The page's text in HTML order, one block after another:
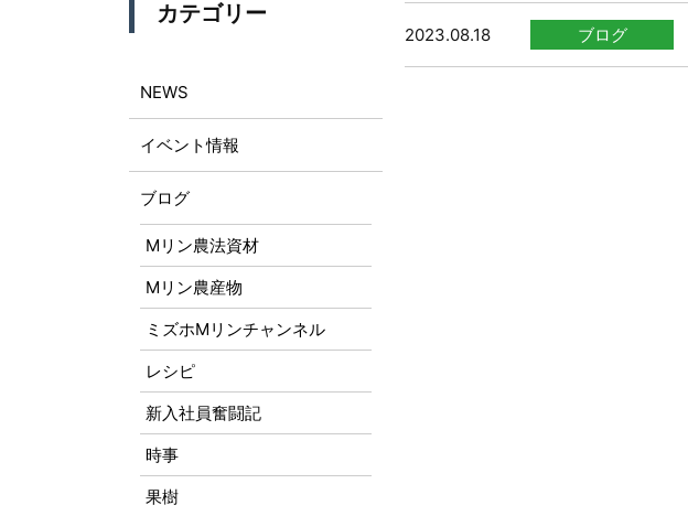
2023.08.18 ブログ
カテゴリー
NEWS
イベント情報
ブログ
Mリン農法資材
Mリン農産物
ミズホMリンチャンネル
レシピ
新入社員奮闘記
時事
果樹